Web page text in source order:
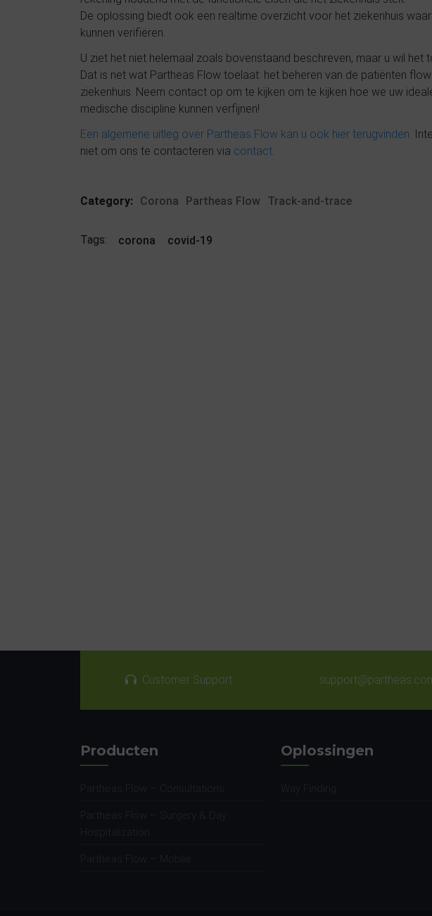
De oplossing biedt ook een realtime overzicht voor het ziekenhuis
kunnen verifiëren.
U ziet het niet helemaal zoals bovenstaand beschreven, maar u wil het
Dat is net wat Partheas Flow toelaat: het beheren van de patiënten
ziekenhuis. Neem contact op om te kijken om te kijken hoe we uw
medische discipline kunnen verfijnen!
Een algemene uitleg over Partheas Flow kan u ook hier terugvinden.
niet om ons te contacteren via contact.
Category: Corona Partheas Flow Track-and-trace
Tags: corona covid-19
Customer Support
Producten Oplossingen
Way Finding